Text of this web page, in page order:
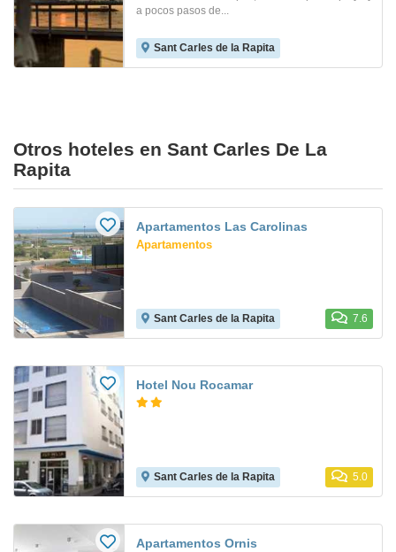
a pocos pasos de...
Sant Carles de la Rapita
Otros hoteles en Sant Carles De La
Rapita
Apartamentos Las Carolinas
Apartamentos
Sant Carles de la Rapita 7.6
Hotel Nou Rocamar
Sant Carles de la Rapita 5.0
Apartamentos Ornis